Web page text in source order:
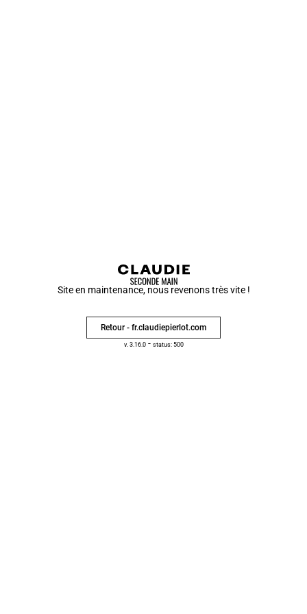
Site en maintenance, nous revenons très vite !
Retour - fr.claudiepierlot.com
v. 3.16.0- status: 500